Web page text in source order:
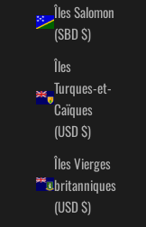
Îles Salomon
(SBD $)
Îles
Turques-et-
Caïques
(USD $)
Îles Vierges
britanniques
(USD $)